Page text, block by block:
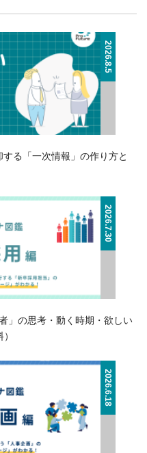
2026.8.5
る「一次情報」の作り方と
2026.7.30
」の思考・動く時期・欲しい
2026.6.18